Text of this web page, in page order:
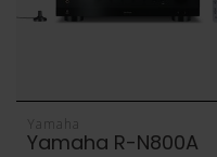
Yamaha
Yamaha R-N800A